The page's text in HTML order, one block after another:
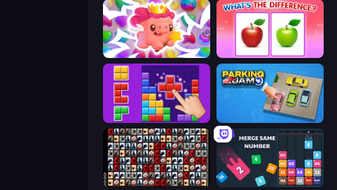
Match Arena What's The Difference?
BlockBuster Puzzle
War Mahjong Drop & Merge the Numbers